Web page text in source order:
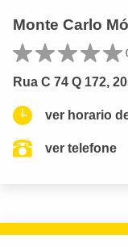
Monte Carlo
Rua C 74 Q 172,
ver horario
ver telefone